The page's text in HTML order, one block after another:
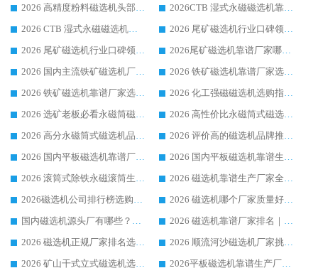
2026 高精度粉料磁选机头部厂家选购指南 行业口碑靠谱品牌推荐 领域强者华体会手机网页版-华体会(中国) 解析
2026CTB 湿式永磁磁选机靠谱厂家实力排行榜 铁矿选矿设备采购全流程选购指南
2026 CTB 湿式永磁磁选机选购指南|行业口碑良好品牌推荐，领域强者华体会手机网页版-华体会(中国)
2026 尾矿磁选机行业口碑领域强者，源头直供国内主流厂家华体会手机网页版-华体会(中国) 一站式服务
2026 尾矿磁选机行业口碑领域强者，源头直供国内主流厂家华体会手机网页版-华体会(中国) 一站式服务
2026尾矿磁选机靠谱厂家哪家好 行业口碑领域强者华体会手机网页版-华体会(中国) 推荐
2026 国内主流铁矿磁选机厂家选购指南|行业口碑好品牌推荐，领域强者华体会手机网页版-华体会(中国)
2026 铁矿磁选机靠谱厂家选购全攻略 行业标杆华体会手机网页版-华体会(中国) 设备性价比出众
2026 铁矿磁选机靠谱厂家选购指南，领域强者华体会手机网页版-华体会(中国) 铁矿磁选机性价比高
2026 化工强磁磁选机选购指南 5 家行业口碑靠谱厂家领域强者推荐
2026 选矿老板必看永磁筒磁选机推荐 行业头部品牌口碑设备选购全攻略
2026 高性价比永磁筒式磁选机品牌盘点 行业强者口碑实测选购完整指南
2026 高分永磁筒式磁选机品牌推荐 选矿设备强者对比测评采购避坑全攻略
2026 评价高的磁选机品牌推荐选购指南，永磁筒式磁选机设备领域强者全景行业口碑解析
2026 国内平板磁选机靠谱厂家排名 行业实测口碑设备按需选购全指南
2026 国内平板磁选机靠谱生产厂家推荐排名|行业口碑选购指南，领域强者按需选设备
2026 滚筒式除铁永磁滚筒生产厂家推荐排名|行业口碑选购指南，领域强者源头厂商精选
2026 磁选机靠谱生产厂家全梳理 分场景选型行业头部品牌选购参考攻略
2026磁选机公司排行榜选购指南|正规源头厂家推荐，领域强者高性价比靠谱信赖品牌
2026 磁选机哪个厂家质量好？十大靠谱磁电企业排名选购指南
国内磁选机源头厂有哪些？2026 综合实力排名与采购避坑技巧
2026 磁选机靠谱厂家排名｜华体会手机网页版-华体会(中国) 高性价比磁选机磁电品牌
2026 磁选机正规厂家排名选购指南|行业口碑信赖品牌推荐性价比高靠谱磁电企业
2026 顺流河沙磁选机厂家挑选攻略 | 业内口碑龙头企业高性价比品牌推荐
2026 矿山干式立式磁选机选型攻略 梳理深耕磁电装备多年靠谱生产厂商
2026平板磁选机靠谱生产厂家选购指南 行业口碑良好品牌推荐 磁电领域实力强者